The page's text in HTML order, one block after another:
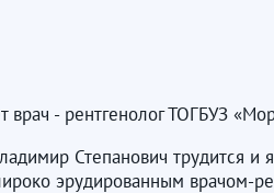
- рентгенолог ТОГБУЗ
Степанович трудится
эрудированным врачом-